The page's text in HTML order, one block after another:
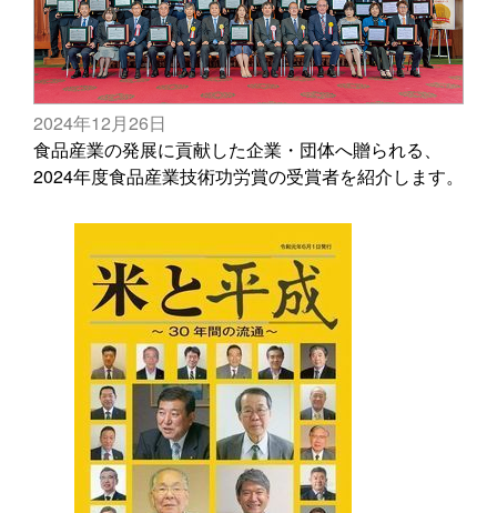
2024年12月26日
食品産業の発展に貢献した企業・団体へ贈られる、
2024年度食品産業技術功労賞の受賞者を紹介します。